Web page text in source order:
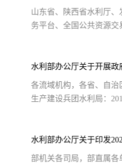
山东省、陕西省水利厅
务平台、全国公共资源交
水利部办公厅关于开展
各流域机构，各省、自
生产建设兵团水利局：
水利部办公厅关于印发
部机关各司局，部直属